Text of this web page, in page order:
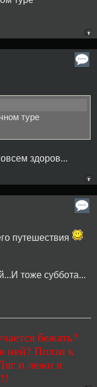
туре
здоров...
путешествия
тоже суббота...
бежать?
ней? Ползи к
и лежи в